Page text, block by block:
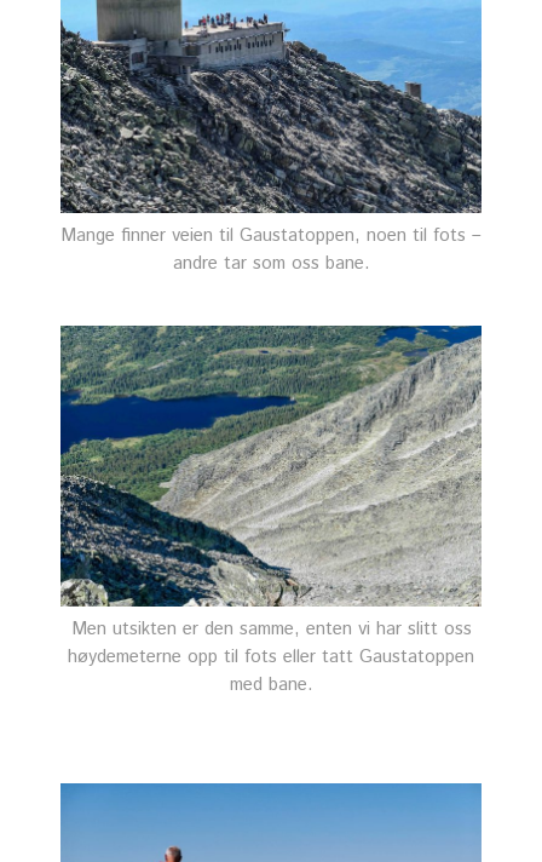
Mange finner veien til Gaustatoppen, noen til fots –
andre tar som oss bane.
Men utsikten er den samme, enten vi har slitt oss
høydemeterne opp til fots eller tatt Gaustatoppen
med bane.